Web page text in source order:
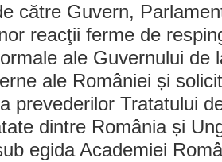
către Guvern,
reacţii ferme de
ale Guvernului de
ale României și
prevederilor Tratatului
dintre România și
egida Academiei